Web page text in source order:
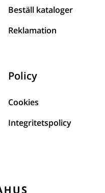
Beställ kataloger
Reklamation
Policy
Cookies
Integritetspolicy